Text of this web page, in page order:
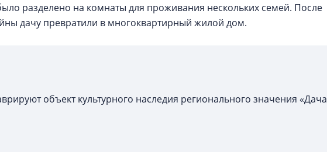
разделено на комнаты для проживания нескольких семей. После
дачу превратили в многоквартирный жилой дом.
объект культурного наследия регионального значения «Дача